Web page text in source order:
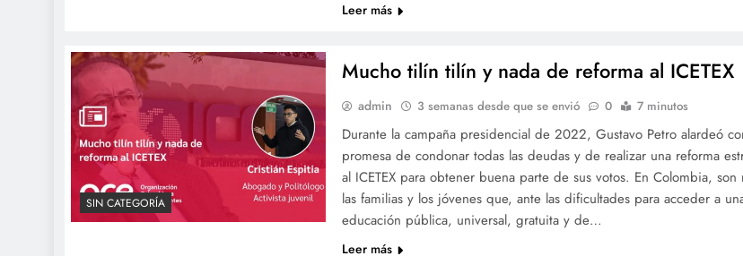
Leer más
SIN CATEGORÍA
Mucho tilín tilín y nada de reforma al ICETEX
admin 3 semanas desde que se envió 0 7 minutos
Durante la campaña presidencial de 2022, Gustavo Petro alardeó
promesa de condonar todas las deudas y de realizar una reforma
al ICETEX para obtener buena parte de sus votos. En Colombia, son
las familias y los jóvenes que, ante las dificultades para acceder a
educación pública, universal, gratuita y de…
Leer más